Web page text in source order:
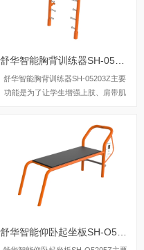
舒华智能胸背训练器SH-05203Z主要
功能是为了让学生增强上肢、肩带肌